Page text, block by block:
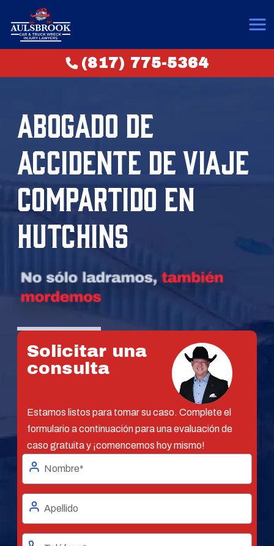
(817) 775-5364
ABOGADO DE
ACCIDENTE DE VIAJE
COMPARTIDO EN
HUTCHINS
Solicitar una
consulta
Estamos listos para tomar su caso. Complete el
formulario a continuación para una evaluación de
caso gratuita y ¡comencemos hoy mismo!